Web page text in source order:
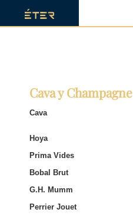
Cava y Champagne
Cava
Hoya
Prima Vides
Bobal Brut
G.H. Mumm
Perrier Jouet